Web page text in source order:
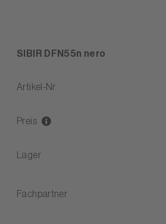
SIBIR DFN55n nero
Artikel-Nr.
Preis
Lager
Fachpartner